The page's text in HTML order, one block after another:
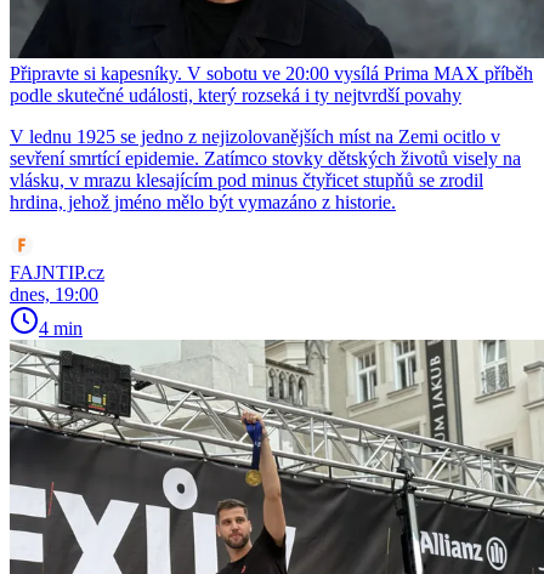
Připravte si kapesníky. V sobotu ve 20:00 vysílá Prima MAX příběh
podle skutečné události, který rozseká i ty nejtvrdší povahy
V lednu 1925 se jedno z nejizolovanějších míst na Zemi ocitlo v
sevření smrtící epidemie. Zatímco stovky dětských životů visely na
vlásku, v mrazu klesajícím pod minus čtyřicet stupňů se zrodil
hrdina, jehož jméno mělo být vymazáno z historie.
FAJNTIP.cz
dnes, 19:00
4 min